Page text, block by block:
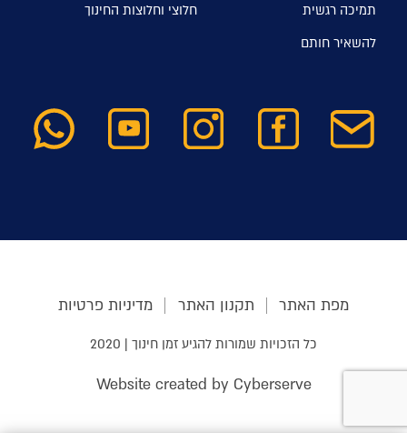
תמיכה רגשית
חלוצי וחלוצות החינוך
להשאיר חותם
מפת האתר תקנון האתר מדיניות פרטיות
כל הזכויות שמורות להגיע זמן חינוך | 2020
Website created by Cyberserve